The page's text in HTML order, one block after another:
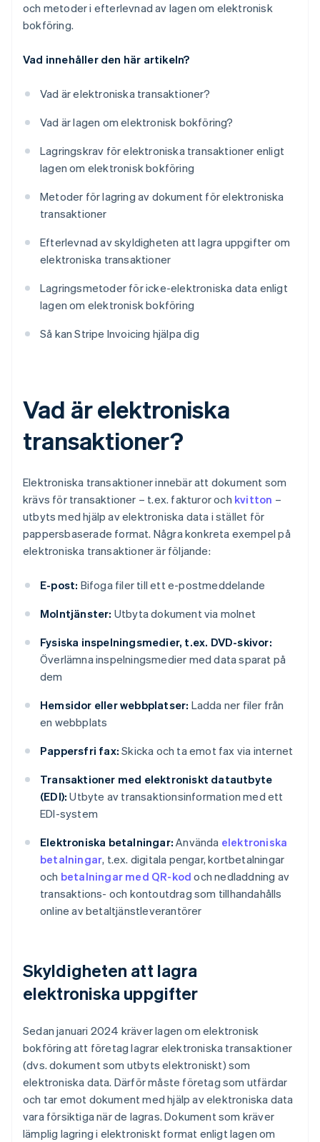
och metoder i efterlevnad av lagen om elektronisk
bokföring.
Vad innehåller den här artikeln?
Vad är elektroniska transaktioner?
Vad är lagen om elektronisk bokföring?
Lagringskrav för elektroniska transaktioner enligt
lagen om elektronisk bokföring
Metoder för lagring av dokument för elektroniska
transaktioner
Efterlevnad av skyldigheten att lagra uppgifter om
elektroniska transaktioner
Lagringsmetoder för icke-elektroniska data enligt
lagen om elektronisk bokföring
Så kan Stripe Invoicing hjälpa dig
Vad är elektroniska
transaktioner?
Elektroniska transaktioner innebär att dokument som
krävs för transaktioner – t.ex. fakturor och kvitton –
utbyts med hjälp av elektroniska data i stället för
pappersbaserade format. Några konkreta exempel på
elektroniska transaktioner är följande:
E-post: Bifoga filer till ett e-postmeddelande
Molntjänster: Utbyta dokument via molnet
Fysiska inspelningsmedier, t.ex. DVD-skivor:
Överlämna inspelningsmedier med data sparat på
dem
Hemsidor eller webbplatser: Ladda ner filer från
en webbplats
Pappersfri fax: Skicka och ta emot fax via internet
Transaktioner med elektroniskt datautbyte
(EDI): Utbyte av transaktionsinformation med ett
EDI-system
Elektroniska betalningar: Använda elektroniska
betalningar, t.ex. digitala pengar, kortbetalningar
och betalningar med QR-kod och nedladdning av
transaktions- och kontoutdrag som tillhandahålls
online av betaltjänstleverantörer
Skyldigheten att lagra
elektroniska uppgifter
Sedan januari 2024 kräver lagen om elektronisk
bokföring att företag lagrar elektroniska transaktioner
(dvs. dokument som utbyts elektroniskt) som
elektroniska data. Därför måste företag som utfärdar
och tar emot dokument med hjälp av elektroniska data
vara försiktiga när de lagras. Dokument som kräver
lämplig lagring i elektroniskt format enligt lagen om